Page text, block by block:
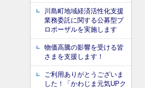
川島町地域経済活性化支援
業務委託に関する公募型プ
ロポーザルを実施します
物価高騰の影響を受ける皆
さまを支援します！
ご利用ありがとうございま
した！「かわじま元気UPク